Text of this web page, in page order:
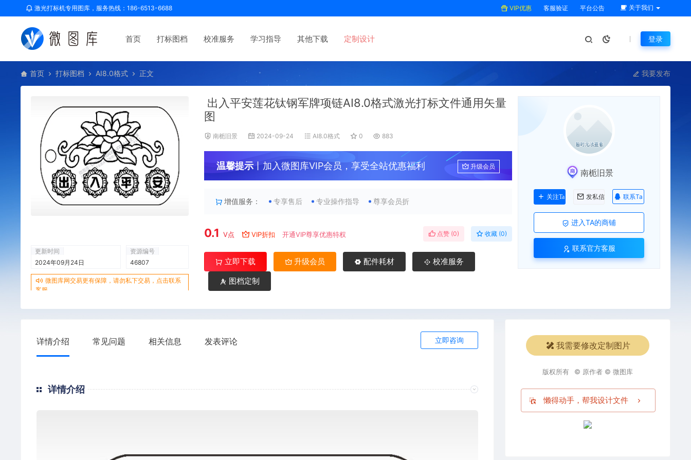
激光打标机专用图库，服务热线：186-6513-6688 VIP优惠 客服验证 平台公告 关于我们
首页 打标图档 校准服务 学习指导 其他下载 定制设计 登录
首页 打标图档 AI8.0格式 正文 我要发布
更新时间
2024年09月24日
资源编号
46807
微图库网交易更有保障，请勿私下交易，点击联系
客服
出入平安莲花钛钢军牌项链AI8.0格式激光打标文件通用矢量
图
南栀旧景 2024-09-24 AI8.0格式 0 883
温馨提示丨加入微图库VIP会员，享受全站优惠福利 升级会员
增值服务： 专享售后 专业操作指导 尊享会员折
0.1 V点 VIP折扣 开通VIP尊享优惠特权 点赞 (0) 收藏 (0)
立即下载 升级会员 配件耗材
校准服务
图档定制
南栀旧景
关注Ta 发私信 联系Ta
进入TA的商铺
联系官方客服
详情介绍 常见问题 相关信息 发表评论 立即咨询
详情介绍
我需要修改定制图片
版权所有 © 原作者 © 微图库
懒得动手，帮我设计文件